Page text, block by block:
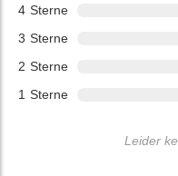
4 Sterne
3 Sterne
2 Sterne
1 Sterne
Leider